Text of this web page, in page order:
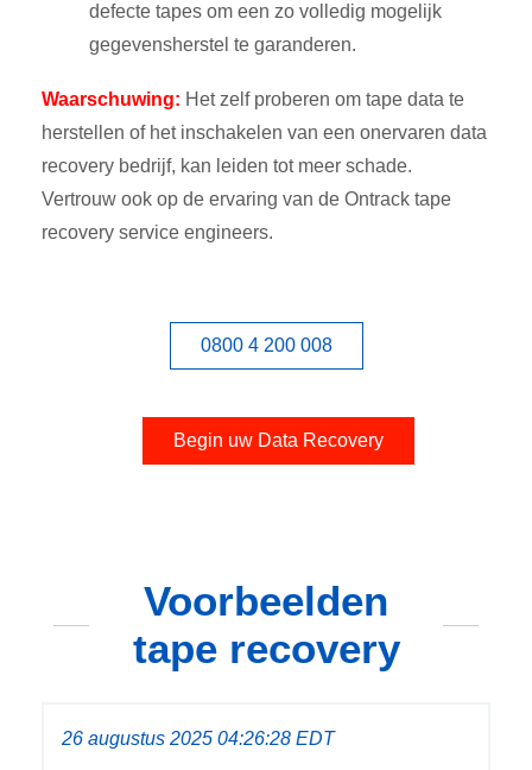
defecte tapes om een ​​zo volledig mogelijk
gegevensherstel te garanderen.
Waarschuwing: Het zelf proberen om tape data te
herstellen of het inschakelen van een onervaren data
recovery bedrijf, kan leiden tot meer schade.
Vertrouw ook op de ervaring van de Ontrack tape
recovery service engineers.
0800 4 200 008
Begin uw Data Recovery
Voorbeelden
tape recovery
26 augustus 2025 04:26:28 EDT